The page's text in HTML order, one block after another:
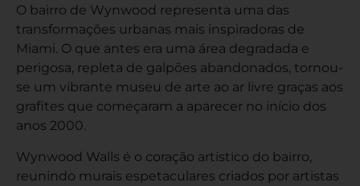
O bairro de Wynwood representa uma das
transformações urbanas mais inspiradoras de
Miami. O que antes era uma área degradada e
perigosa, repleta de galpões abandonados, tornou-
se um vibrante museu de arte ao ar livre graças aos
grafites que começaram a aparecer no início dos
anos 2000.
Wynwood Walls é o coração artístico do bairro,
reunindo murais espetaculares criados por artistas